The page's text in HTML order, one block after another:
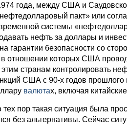
года, между США и
пакт» или
системы
нефть за доллары и
гарантии безопасности со
отношении которых США
странам контролировать
США с 90-х годов прошлого
валютах, включая
пор такая ситуация была
без альтернативы. Сейчас